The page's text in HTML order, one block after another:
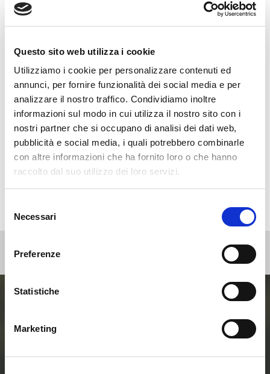
Questo sito web utilizza i cookie
Utilizziamo i cookie per personalizzare contenuti ed
annunci, per fornire funzionalità dei social media e per
analizzare il nostro traffico. Condividiamo inoltre
informazioni sul modo in cui utilizza il nostro sito con i
nostri partner che si occupano di analisi dei dati web,
pubblicità e social media, i quali potrebbero combinarle
con altre informazioni che ha fornito loro o che hanno
raccolto dal suo utilizzo dei loro servizi.
delNecessari
Preferenze
Statistiche
Marketing
Categorie
Eventi
News
Non categorizzato
Press
Webinar